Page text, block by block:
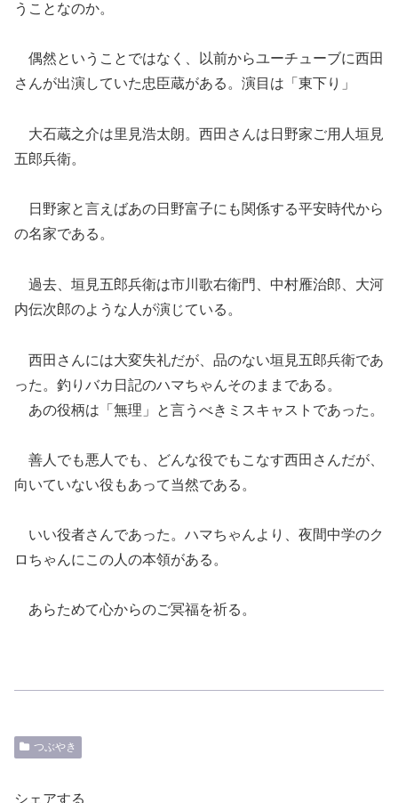
うことなのか。
偶然ということではなく、以前からユーチューブに西田
さんが出演していた忠臣蔵がある。演目は「東下り」
大石蔵之介は里見浩太朗。西田さんは日野家ご用人垣見
五郎兵衛。
日野家と言えばあの日野富子にも関係する平安時代から
の名家である。
過去、垣見五郎兵衛は市川歌右衛門、中村雁治郎、大河
内伝次郎のような人が演じている。
西田さんには大変失礼だが、品のない垣見五郎兵衛であ
った。釣りバカ日記のハマちゃんそのままである。
あの役柄は「無理」と言うべきミスキャストであった。
善人でも悪人でも、どんな役でもこなす西田さんだが、
向いていない役もあって当然である。
いい役者さんであった。ハマちゃんより、夜間中学のク
ロちゃんにこの人の本領がある。
あらためて心からのご冥福を祈る。
つぶやき
シェアする